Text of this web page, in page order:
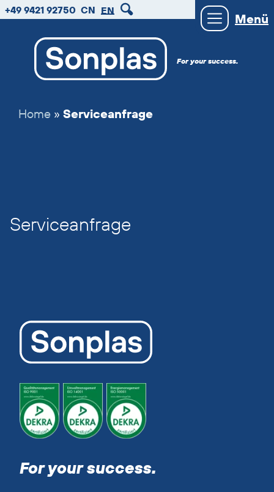
zum
zum
zum
+49 9421 92750 CN EN
For your success.
Menü
Home » Serviceanfrage
Serviceanfrage
For your success.